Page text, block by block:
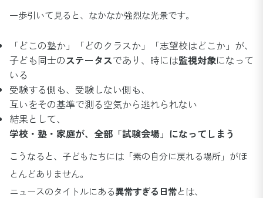
一歩引いて見ると、なかなか強烈な光景です。
「どこの塾か」「どのクラスか」「志望校はどこか」が、
子ども同士のステータスであり、時には監視対象になって
いる
受験する側も、受験しない側も、
互いをその基準で測る空気から逃れられない
結果として、
学校・塾・家庭が、全部「試験会場」になってしまう
こうなると、子どもたちには「素の自分に戻れる場所」がほ
とんどありません。
ニュースのタイトルにある異常すぎる日常とは、